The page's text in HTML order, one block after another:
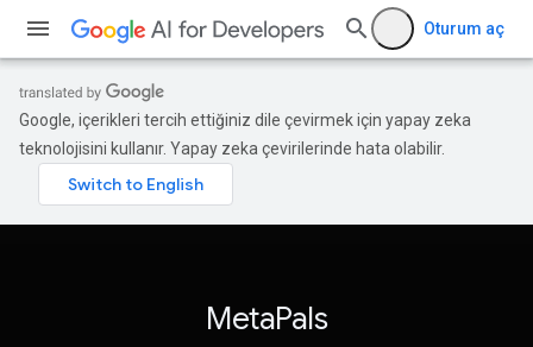
Oturum aç
Google, içerikleri tercih ettiğiniz dile çevirmek için yapay zeka
teknolojisini kullanır. Yapay zeka çevirilerinde hata olabilir.
MetaPals